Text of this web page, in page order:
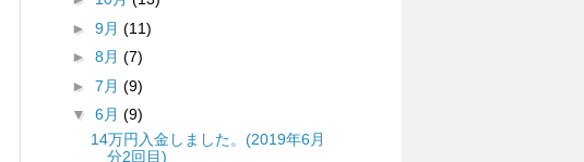
► 9月 (11)
► 8月 (7)
► 7月 (9)
▼ 6月 (9)
14万円入金しました。(2019年6月
分2回目)